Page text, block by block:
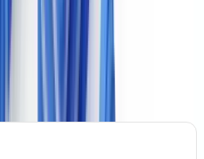
s'appuie sur une série de
Transports Canada, parfois en